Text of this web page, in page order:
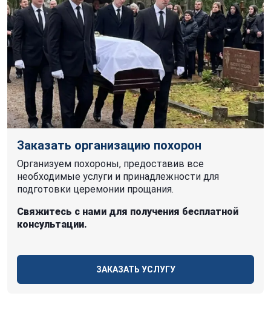
Заказать организацию похорон
Организуем похороны, предоставив все
необходимые услуги и принадлежности для
подготовки церемонии прощания.
Свяжитесь с нами для получения бесплатной
консультации.
ЗАКАЗАТЬ УСЛУГУ